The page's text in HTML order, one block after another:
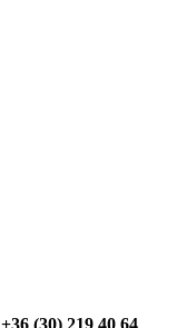
+36 (30) 219 40 64